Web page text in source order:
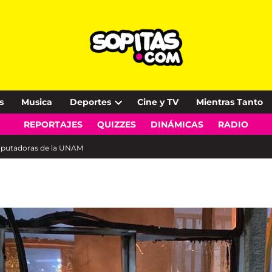
Musica Deportes
Open
dropdown
Cine y TV Mientras Tanto
REPORTAJES QUIZZES DINÁMICAS RADIO
de la UNAM